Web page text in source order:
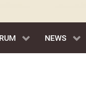
NEWS